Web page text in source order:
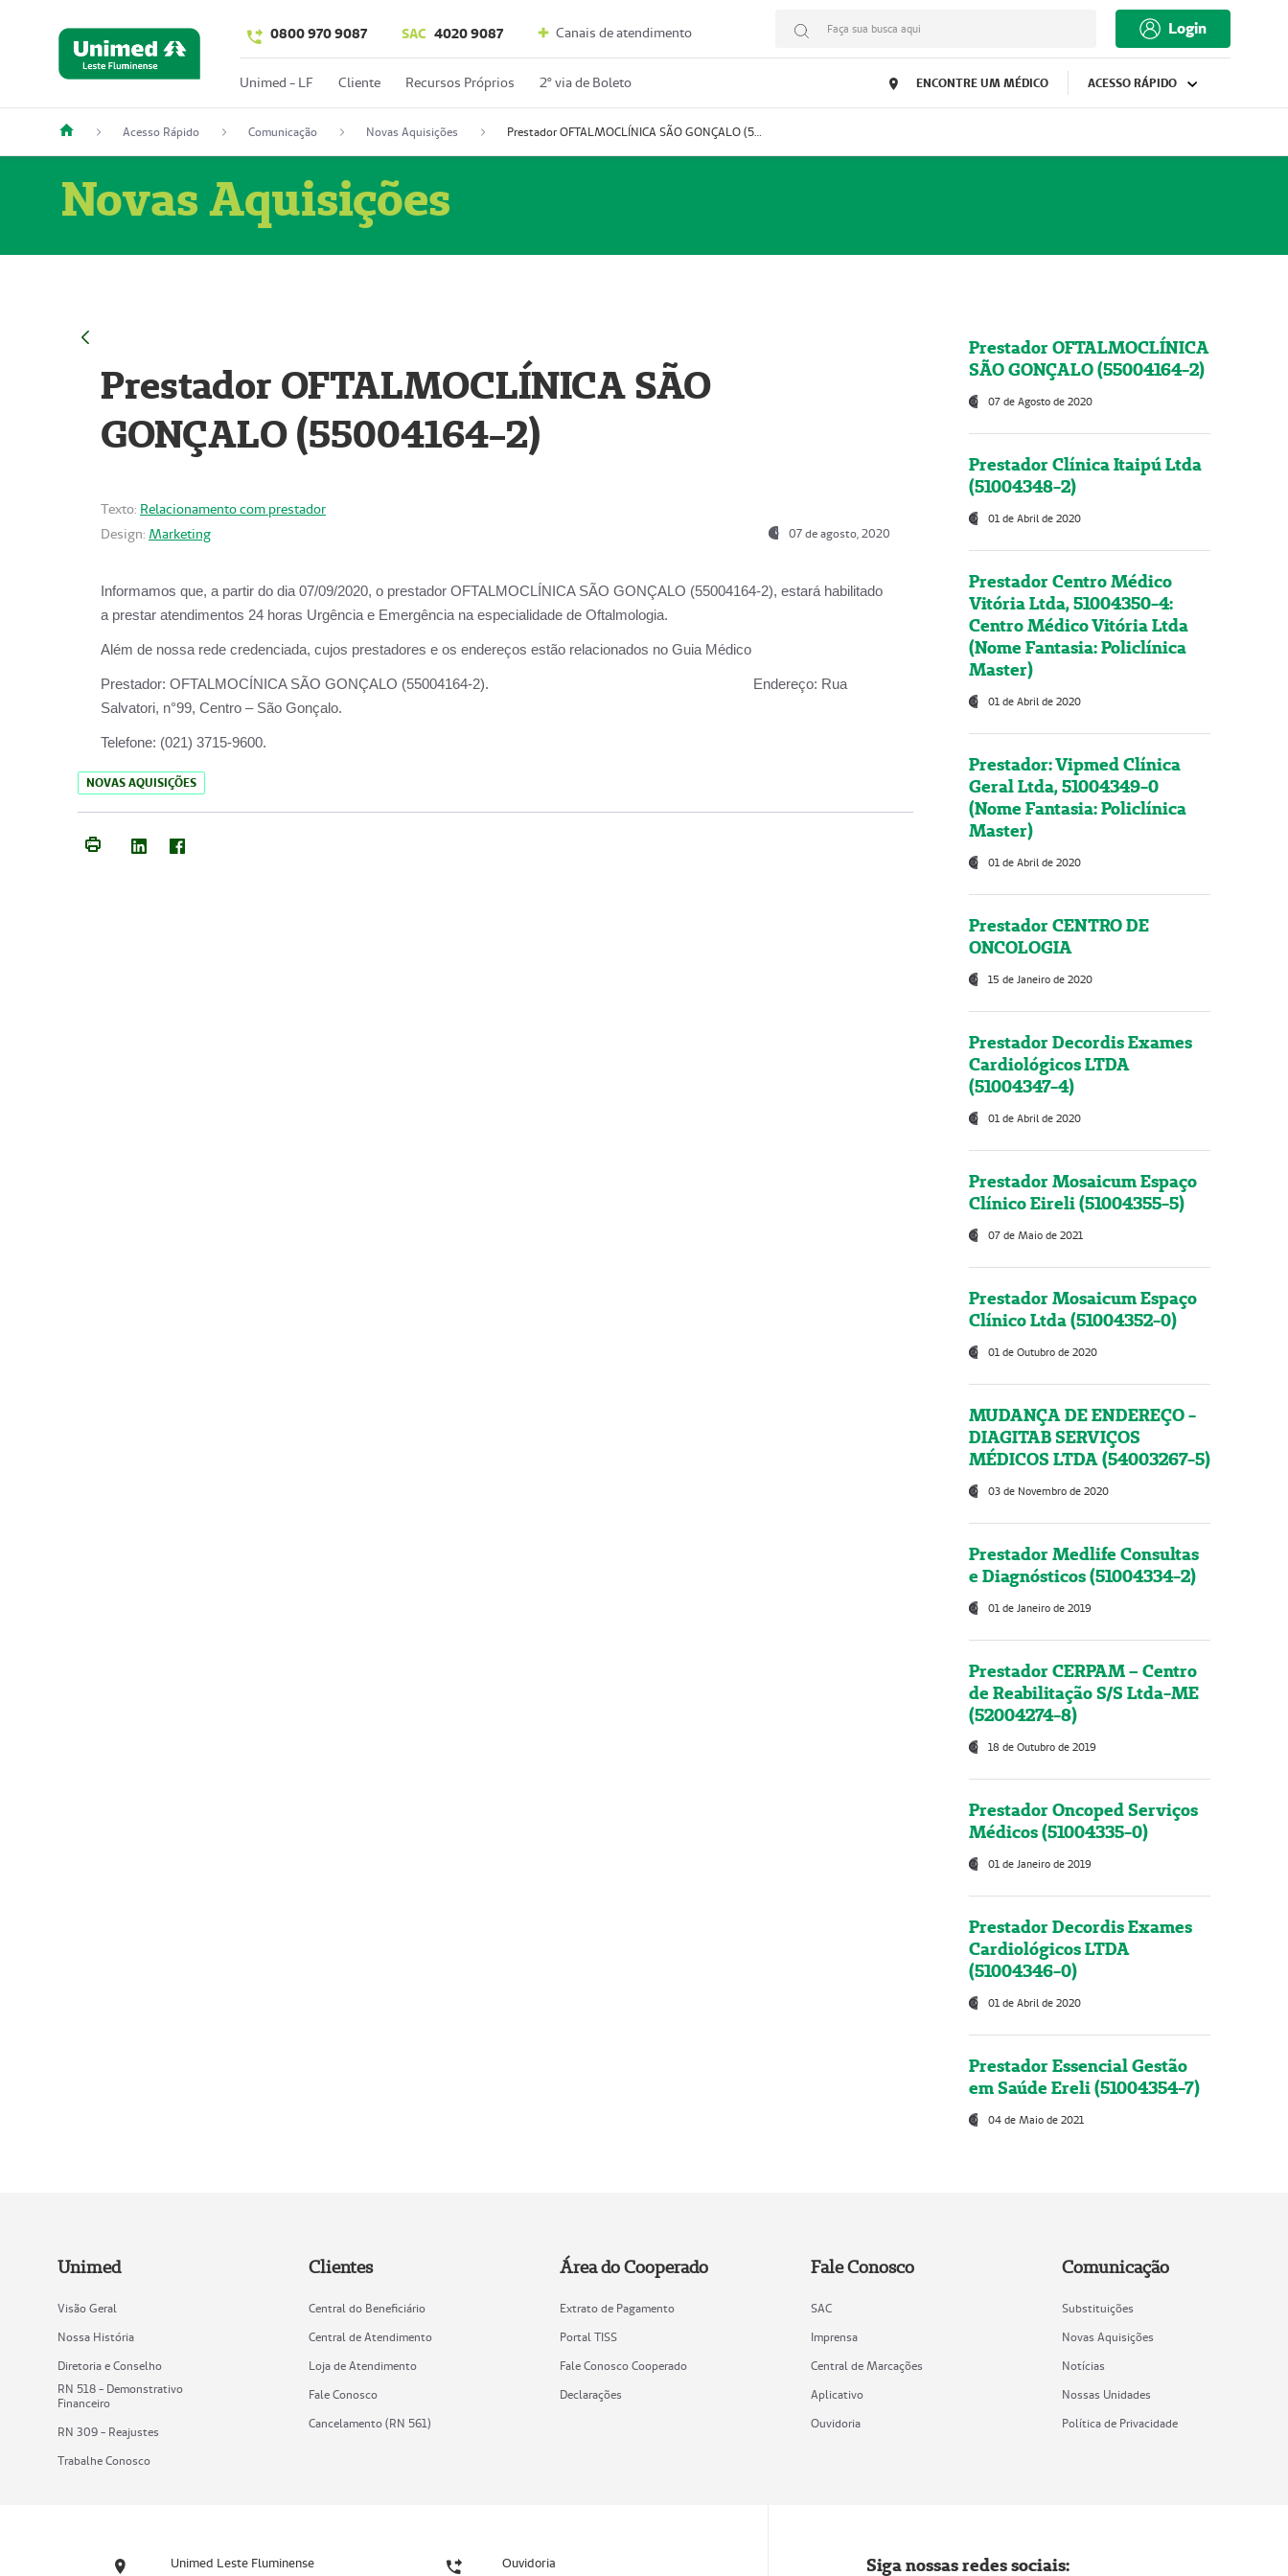
0800 970 9087 SAC 4020 9087 Canais de atendimento Faça sua busca aqui Login
Unimed - LF Cliente Recursos Próprios 2º via de Boleto ENCONTRE UM MÉDICO ACESSO RÁPIDO
Acesso Rápido Comunicação Novas Aquisições Prestador OFTALMOCLÍNICA SÃO GONÇALO (55004164-2)
Novas Aquisições
Prestador OFTALMOCLÍNICA SÃO
GONÇALO (55004164-2)
Texto: Relacionamento com prestador
Design: Marketing 07 de agosto, 2020
Informamos que, a partir do dia 07/09/2020, o prestador OFTALMOCLÍNICA SÃO GONÇALO (55004164-2), estará habilitado
a prestar atendimentos 24 horas Urgência e Emergência na especialidade de Oftalmologia.
Além de nossa rede credenciada, cujos prestadores e os endereços estão relacionados no Guia Médico
Prestador: OFTALMOCÍNICA SÃO GONÇALO (55004164-2). Endereço: Rua
Salvatori, n°99, Centro – São Gonçalo.
Telefone: (021) 3715-9600.
NOVAS AQUISIÇÕES
Prestador OFTALMOCLÍNICA
SÃO GONÇALO (55004164-2)
07 de Agosto de 2020
Prestador Clínica Itaipú Ltda
(51004348-2)
01 de Abril de 2020
Prestador Centro Médico
Vitória Ltda, 51004350-4:
Centro Médico Vitória Ltda
(Nome Fantasia: Policlínica
Master)
01 de Abril de 2020
Prestador: Vipmed Clínica
Geral Ltda, 51004349-0
(Nome Fantasia: Policlínica
Master)
01 de Abril de 2020
Prestador CENTRO DE
ONCOLOGIA
15 de Janeiro de 2020
Prestador Decordis Exames
Cardiológicos LTDA
(51004347-4)
01 de Abril de 2020
Prestador Mosaicum Espaço
Clínico Eireli (51004355-5)
07 de Maio de 2021
Prestador Mosaicum Espaço
Clínico Ltda (51004352-0)
01 de Outubro de 2020
MUDANÇA DE ENDEREÇO -
DIAGITAB SERVIÇOS
MÉDICOS LTDA (54003267-5)
03 de Novembro de 2020
Prestador Medlife Consultas
e Diagnósticos (51004334-2)
01 de Janeiro de 2019
Prestador CERPAM – Centro
de Reabilitação S/S Ltda-ME
(52004274-8)
18 de Outubro de 2019
Prestador Oncoped Serviços
Médicos (51004335-0)
01 de Janeiro de 2019
Prestador Decordis Exames
Cardiológicos LTDA
(51004346-0)
01 de Abril de 2020
Prestador Essencial Gestão
em Saúde Ereli (51004354-7)
04 de Maio de 2021
Unimed
Visão Geral
Nossa História
Diretoria e Conselho
RN 518 - Demonstrativo
Financeiro
RN 309 - Reajustes
Trabalhe Conosco
Clientes
Central do Beneficiário
Central de Atendimento
Loja de Atendimento
Fale Conosco
Cancelamento (RN 561)
Área do Cooperado
Extrato de Pagamento
Portal TISS
Fale Conosco Cooperado
Declarações
Fale Conosco
SAC
Imprensa
Central de Marcações
Aplicativo
Ouvidoria
Comunicação
Substituições
Novas Aquisições
Notícias
Nossas Unidades
Política de Privacidade
Unimed Leste Fluminense Ouvidoria Siga nossas redes sociais: